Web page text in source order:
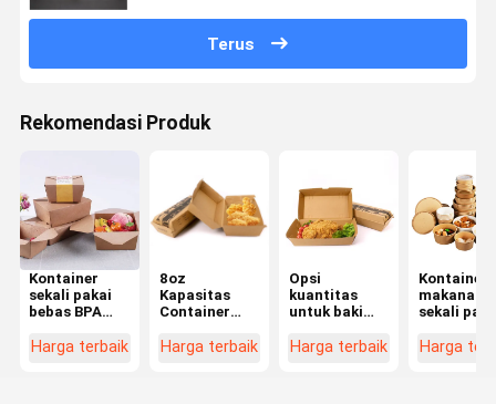
Terus
Rekomendasi Produk
Kontainer
sekali pakai
bebas BPA
sempurna
Harga terbaik
8oz
Kapasitas
Container
sekali pakai
Harga terbaik
Opsi
kuantitas
untuk baki
tunggal
Harga terbaik
Kontainer
makanan
sekali
yang
Harga